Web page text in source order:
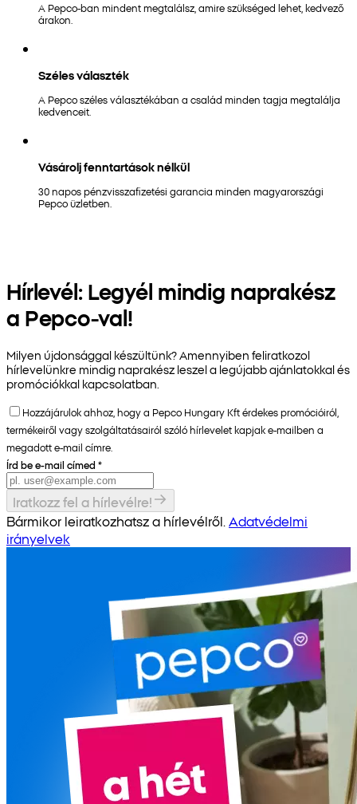
A Pepco-ban mindent megtalálsz, amire szükséged lehet, kedvező
árakon.
Széles választék
A Pepco széles választékában a család minden tagja megtalálja
kedvenceit.
Vásárolj fenntartások nélkül
30 napos pénzvisszafizetési garancia minden magyarországi
Pepco üzletben.
Hírlevél: Legyél mindig naprakész
a Pepco-val!
Milyen újdonsággal készültünk? Amennyiben feliratkozol
hírlevelünkre mindig naprakész leszel a legújabb ajánlatokkal és
promóciókkal kapcsolatban.
Hozzájárulok ahhoz, hogy a Pepco Hungary Kft érdekes promócióiról,
termékeiről vagy szolgáltatásairól szóló hírlevelet kapjak e-mailben a
megadott e-mail címre.
Írd be e-mail címed *
Iratkozz fel a hírlevélre!
Bármikor leiratkozhatsz a hírlevélről. Adatvédelmi
irányelvek